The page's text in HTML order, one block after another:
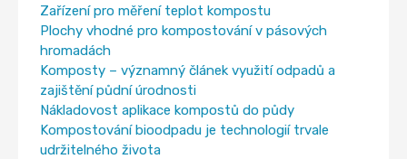
Zařízení pro měření teplot kompostu
Plochy vhodné pro kompostování v pásových
hromadách
Komposty – významný článek využití odpadů a
zajištění půdní úrodnosti
Nákladovost aplikace kompostů do půdy
Kompostování bioodpadu je technologií trvale
udržitelného života